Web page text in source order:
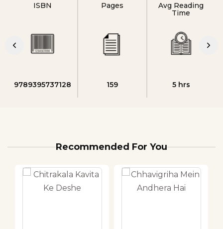
ISBN
9789395737128
Pages
159
Avg Reading
Time
5 hrs
Recommended For You